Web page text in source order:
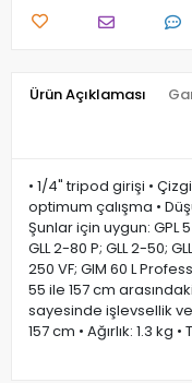
Ürün Açıklaması
• 1/4" tripod girişi •
optimum çalışma •
Şunlar için uygun: GPL 5
GLL 2-80 P; GLL 2-50;
250 VF; GIM 60 L
55 ile 157 cm
sayesinde işlevsellik
157 cm • Ağırlık: 1.3 kg